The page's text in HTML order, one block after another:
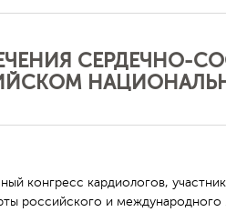
СЕРДЕЧНО-
конгресс кардиологов,
российского и